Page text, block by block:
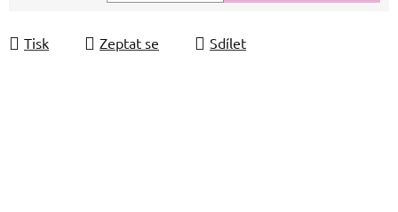
Tisk Zeptat se Sdílet